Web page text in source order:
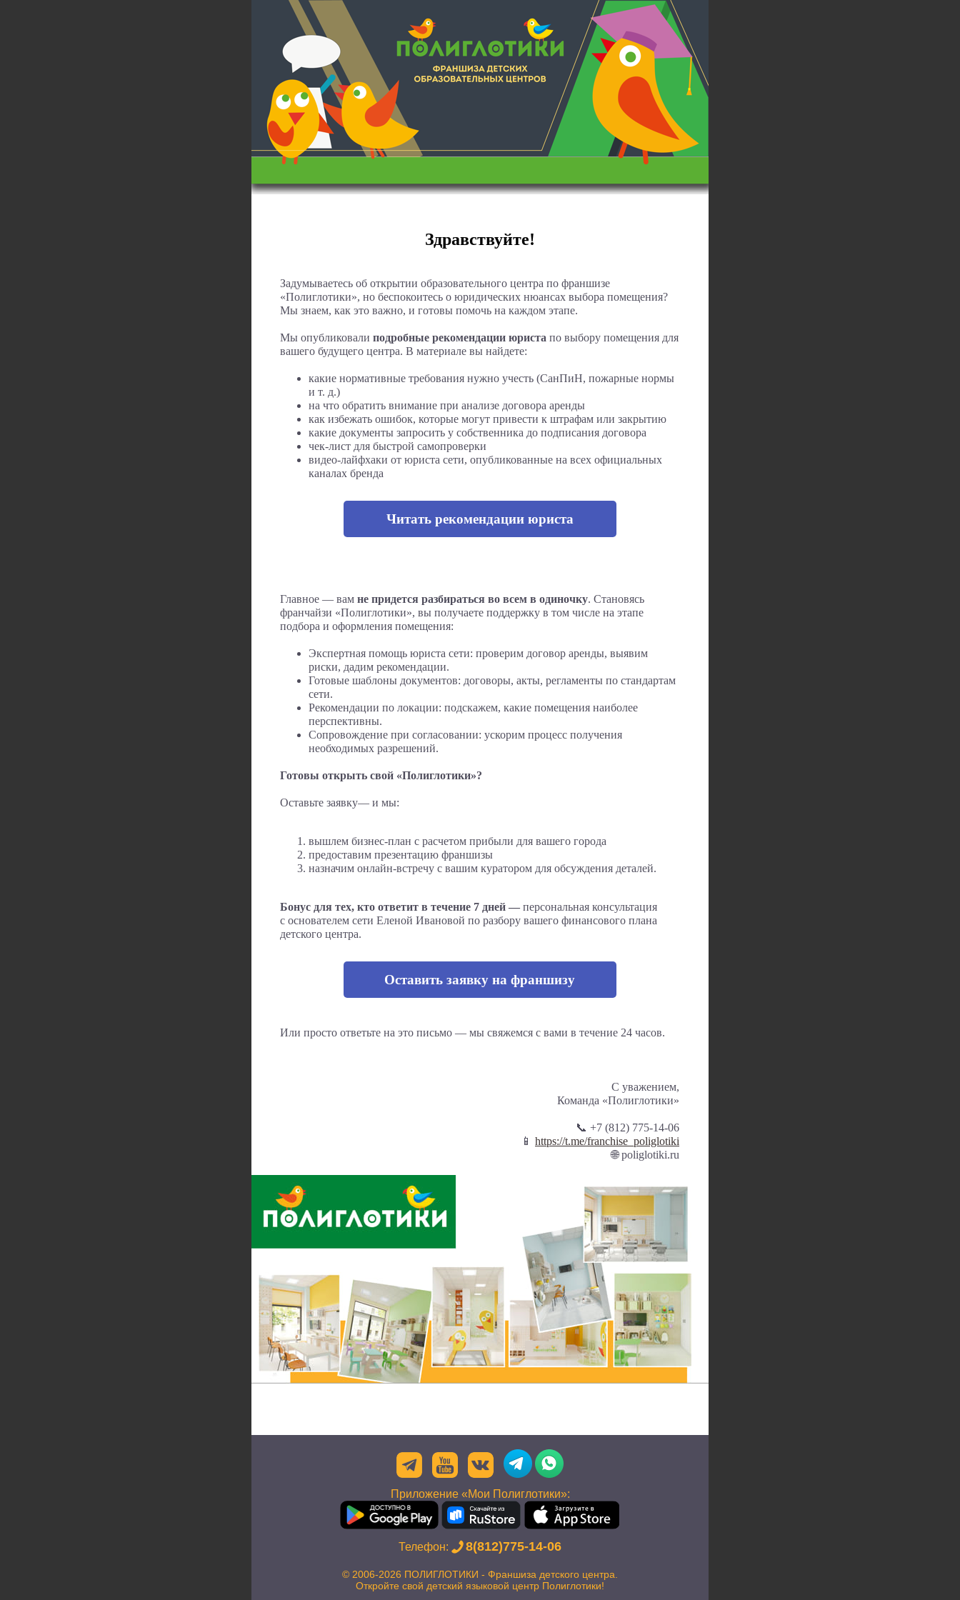
Здравствуйте!
Задумываетесь об открытии образовательного центра по франшизе
«Полиглотики», но беспокоитесь о юридических нюансах выбора помещения?
Мы знаем, как это важно, и готовы помочь на каждом этапе.
Мы опубликовали подробные рекомендации юриста по выбору помещения для
вашего будущего центра. В материале вы найдете:
какие нормативные требования нужно учесть (СанПиН, пожарные нормы
и т. д.)
на что обратить внимание при анализе договора аренды
как избежать ошибок, которые могут привести к штрафам или закрытию
какие документы запросить у собственника до подписания договора
чек-лист для быстрой самопроверки
видео-лайфхаки от юриста сети, опубликованные на всех официальных
каналах бренда
Читать рекомендации юриста
Главное — вам не придется разбираться во всем в одиночку. Становясь
франчайзи «Полиглотики», вы получаете поддержку в том числе на этапе
подбора и оформления помещения:
Экспертная помощь юриста сети: проверим договор аренды, выявим
риски, дадим рекомендации.
Готовые шаблоны документов: договоры, акты, регламенты по стандартам
сети.
Рекомендации по локации: подскажем, какие помещения наиболее
перспективны.
Сопровождение при согласовании: ускорим процесс получения
необходимых разрешений.
Готовы открыть свой «Полиглотики»?
Оставьте заявку— и мы:
вышлем бизнес-план с расчетом прибыли для вашего города
предоставим презентацию франшизы
назначим онлайн-встречу с вашим куратором для обсуждения деталей.
Бонус для тех, кто ответит в течение 7 дней — персональная консультация
с основателем сети Еленой Ивановой по разбору вашего финансового плана
детского центра.
Оставить заявку на франшизу
Или просто ответьте на это письмо — мы свяжемся с вами в течение 24 часов.
С уважением,
Команда «Полиглотики»
📞 +7 (812) 775-14-06
📱 https://t.me/franchise_poliglotiki
🌐 poliglotiki.ru
Приложение «Мои Полиглотики»:
Телефон: 8(812)775-14-06
© 2006-2026 ПОЛИГЛОТИКИ - Франшиза детского центра.
Откройте свой детский языковой центр Полиглотики!